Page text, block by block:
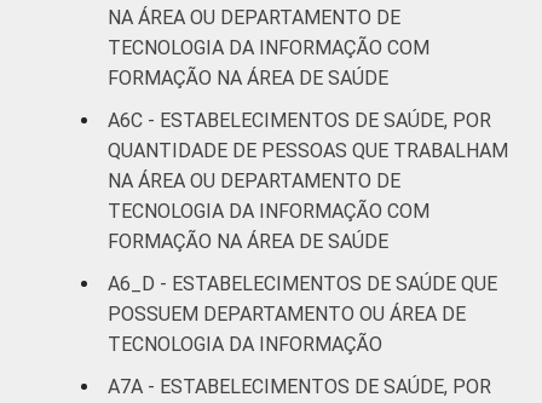
NA ÁREA OU DEPARTAMENTO DE
TECNOLOGIA DA INFORMAÇÃO COM
FORMAÇÃO NA ÁREA DE SAÚDE
A6C - ESTABELECIMENTOS DE SAÚDE, POR
QUANTIDADE DE PESSOAS QUE TRABALHAM
NA ÁREA OU DEPARTAMENTO DE
TECNOLOGIA DA INFORMAÇÃO COM
FORMAÇÃO NA ÁREA DE SAÚDE
A6_D - ESTABELECIMENTOS DE SAÚDE QUE
POSSUEM DEPARTAMENTO OU ÁREA DE
TECNOLOGIA DA INFORMAÇÃO
A7A - ESTABELECIMENTOS DE SAÚDE, POR